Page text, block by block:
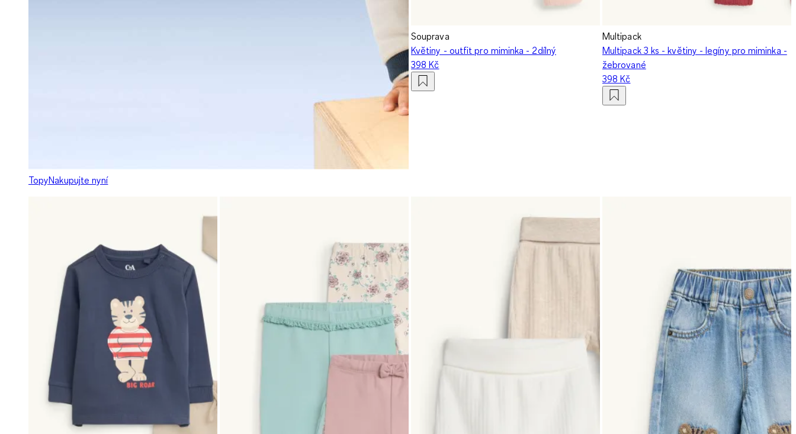
TopyNakupujte nyní
Souprava
Květiny - outfit pro miminka - 2dílný
398 Kč
Multipack
Multipack 3 ks - květiny - legíny pro miminka -
žebrované
398 Kč